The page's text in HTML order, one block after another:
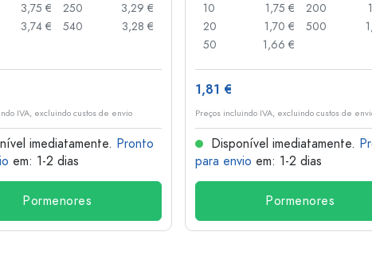
3,75 €
3,74 €
250
3,29 €
540
3,28 €
IVA, excluindo custos de envio
imediatamente. Pronto
em: 1-2 dias
Pormenores
10
1,75 €
20
1,70 €
50
1,66 €
200
500
1,81 €
Preços incluindo IVA, excluindo custos de
Disponível imediatamente.
para envio em: 1-2 dias
Pormenores